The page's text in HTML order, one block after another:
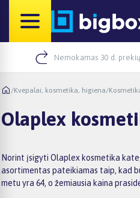
Nemokamas 30 d.
/Kvepalai, kosmetika, higiena/
Olaplex
Norint įsigyti Olaplex kosmetika
asortimentas pateikiamas taip, kad
metu yra 64, o žemiausia kaina